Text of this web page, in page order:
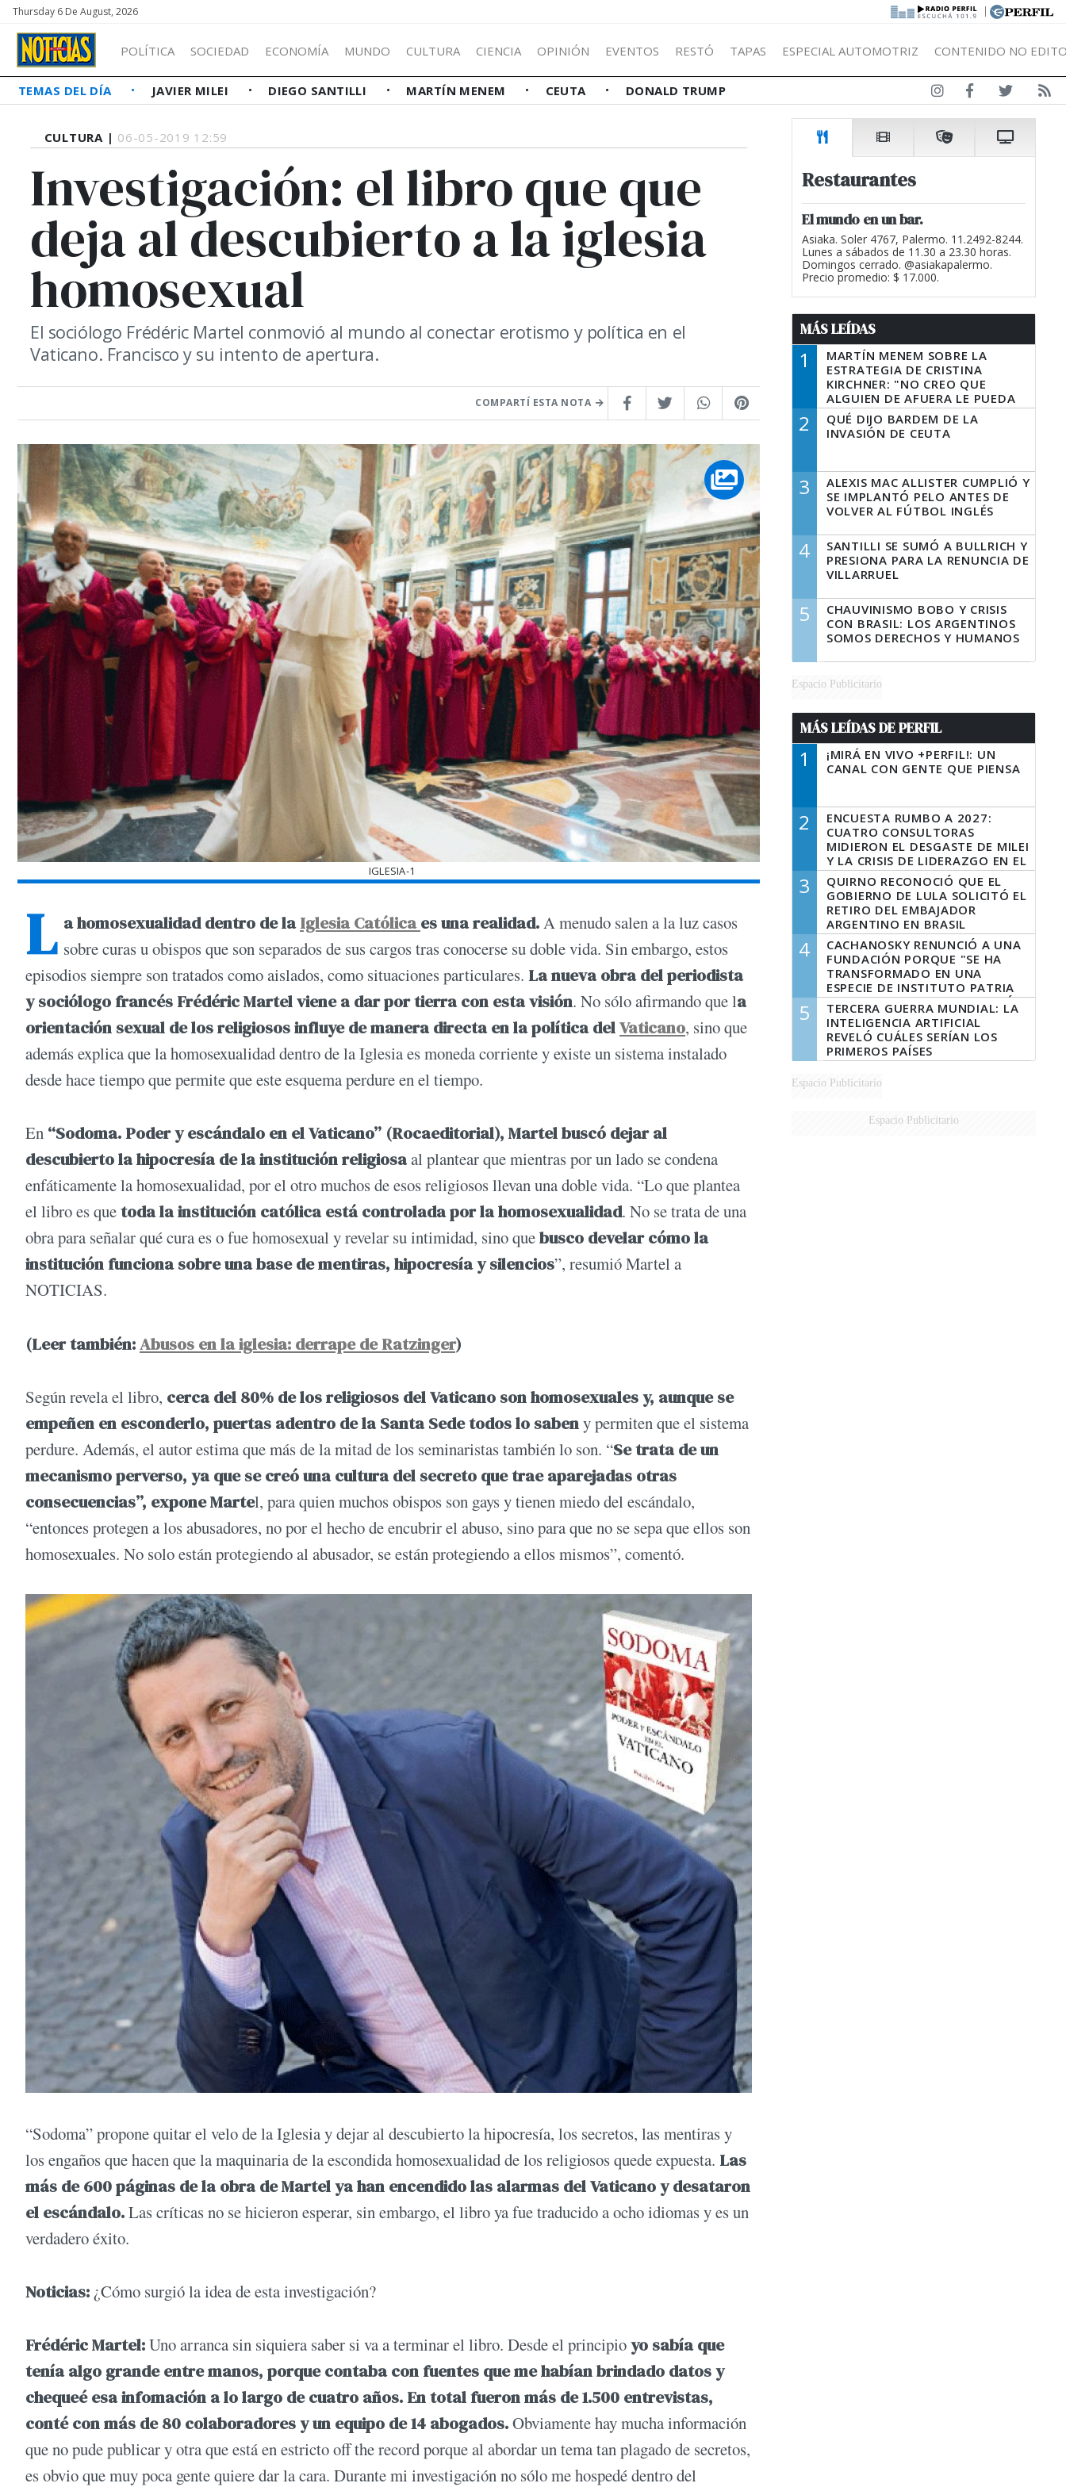
Thursday 6 De August, 2026 |
POLÍTICA SOCIEDAD ECONOMÍA MUNDO CULTURA CIENCIA OPINIÓN EVENTOS RESTÓ TAPAS ESPECIAL AUTOMOTRIZ CONTENIDO NO
TEMAS DEL DÍA JAVIER MILEI DIEGO SANTILLI MARTÍN MENEM CEUTA DONALD TRUMP
CULTURA | 06-05-2019 12:59
Investigación: el libro que que
deja al descubierto a la iglesia
homosexual
El sociólogo Frédéric Martel conmovió al mundo al conectar erotismo y política en el
Vaticano. Francisco y su intento de apertura.
COMPARTÍ ESTA NOTA
IGLESIA-1
L a homosexualidad dentro de laIglesia Católicaes una realidad.A menudo salen a la luz casos
sobre curas u obispos que son separados de sus cargos tras conocerse su doble vida. Sin embargo, estos
episodios siempre son tratados como aislados, como situaciones particulares. La nueva obra del periodista
y sociólogo francés Frédéric Martel viene a dar por tierra con esta visión. No sólo afirmando que la
orientación sexual de los religiosos influye de manera directa en la política delVaticano, sino que
además explica que la homosexualidad dentro de la Iglesia es moneda corriente y existe un sistema instalado
desde hace tiempo que permite que este esquema perdure en el tiempo.
En “Sodoma. Poder y escándalo en el Vaticano” (Rocaeditorial), Martel buscó dejar al
descubierto la hipocresía de la institución religiosaal plantear que mientras por un lado se condena
enfáticamente la homosexualidad, por el otro muchos de esos religiosos llevan una doble vida. “Lo que plantea
el libro es quetoda la institución católica está controlada por la homosexualidad. No se trata de una
obra para señalar qué cura es o fue homosexual y revelar su intimidad, sino quebusco develar cómo la
institución funciona sobre una base de mentiras, hipocresía y silencios”, resumió Martel a
NOTICIAS.
(Leer también:Abusos en la iglesia: derrape de Ratzinger)
Según revela el libro, cerca del 80% de los religiosos del Vaticano son homosexuales y, aunque se
empeñen en esconderlo, puertas adentro de la Santa Sede todos lo sabeny permiten que el sistema
perdure. Además, el autor estima que más de la mitad de los seminaristas también lo son. “Se trata de un
mecanismo perverso, ya que se creó una cultura del secreto que trae aparejadas otras
consecuencias”, expone Martel, para quien muchos obispos son gays y tienen miedo del escándalo,
“entonces protegen a los abusadores, no por el hecho de encubrir el abuso, sino para que no se sepa que ellos son
homosexuales. No solo están protegiendo al abusador, se están protegiendo a ellos mismos”, comentó.
“Sodoma” propone quitar el velo de la Iglesia y dejar al descubierto la hipocresía, los secretos, las mentiras y
los engaños que hacen que la maquinaria de la escondida homosexualidad de los religiosos quede expuesta. Las
más de 600 páginas de la obra de Martel ya han encendido las alarmas del Vaticano y desataron
el escándalo.Las críticas no se hicieron esperar, sin embargo, el libro ya fue traducido a ocho idiomas y es un
verdadero éxito.
Noticias: ¿Cómo surgió la idea de esta investigación?
Frédéric Martel:Uno arranca sin siquiera saber si va a terminar el libro. Desde el principioyo sabía que
tenía algo grande entre manos, porque contaba con fuentes que me habían brindado datos y
chequeé esa infomación a lo largo de cuatro años. En total fueron más de 1.500 entrevistas,
conté con más de 80 colaboradores y un equipo de 14 abogados.Obviamente hay mucha información
que no pude publicar y otra que está en estricto off the record porque al abordar un tema tan plagado de secretos,
es obvio que muy poca gente quiere dar la cara. Durante mi investigación no sólo me hospedé dentro del
Restaurantes
El mundo en un bar.
Asiaka. Soler 4767, Palermo. 11.2492-8244.
Lunes a sábados de 11.30 a 23.30 horas.
Domingos cerrado. @asiakapalermo.
Precio promedio: $ 17.000.
MÁS LEÍDAS
1
MARTÍN MENEM SOBRE LA
ESTRATEGIA DE CRISTINA
KIRCHNER: "NO CREO QUE
ALGUIEN DE AFUERA LE PUEDA
DECIR A LA JUSTICIA LO QUE
TIENE QUE HACER"
2
QUÉ DIJO BARDEM DE LA
INVASIÓN DE CEUTA
3
ALEXIS MAC ALLISTER CUMPLIÓ Y
SE IMPLANTÓ PELO ANTES DE
VOLVER AL FÚTBOL INGLÉS
4
SANTILLI SE SUMÓ A BULLRICH Y
PRESIONA PARA LA RENUNCIA DE
VILLARRUEL
5
CHAUVINISMO BOBO Y CRISIS
CON BRASIL: LOS ARGENTINOS
SOMOS DERECHOS Y HUMANOS
Espacio Publicitario
MÁS LEÍDAS DE PERFIL
1
¡MIRÁ EN VIVO +PERFIL!: UN
CANAL CON GENTE QUE PIENSA
2
ENCUESTA RUMBO A 2027:
CUATRO CONSULTORAS
MIDIERON EL DESGASTE DE MILEI
Y LA CRISIS DE LIDERAZGO EN EL
PERONISMO
3
QUIRNO RECONOCIÓ QUE EL
GOBIERNO DE LULA SOLICITÓ EL
RETIRO DEL EMBAJADOR
ARGENTINO EN BRASIL
4
CACHANOSKY RENUNCIÓ A UNA
FUNDACIÓN PORQUE "SE HA
TRANSFORMADO EN UNA
ESPECIE DE INSTITUTO PATRIA
INCONDICIONAL DE LA GESTIÓN
DE MILEI"
5
TERCERA GUERRA MUNDIAL: LA
INTELIGENCIA ARTIFICIAL
REVELÓ CUÁLES SERÍAN LOS
PRIMEROS PAÍSES
LATINOAMERICANOS EN SER
DERROTADOS
Espacio Publicitario
Espacio Publicitario